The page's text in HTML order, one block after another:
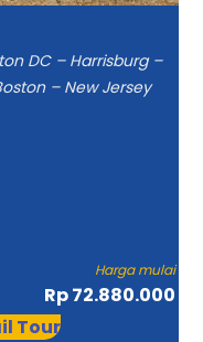
DC – Harrisburg –
– New Jersey
Harga mulai
Rp 72.880.000
Tour